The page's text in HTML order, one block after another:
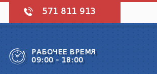
571 811 913
РАБОЧЕЕ ВРЕМЯ
09:00 - 18:00